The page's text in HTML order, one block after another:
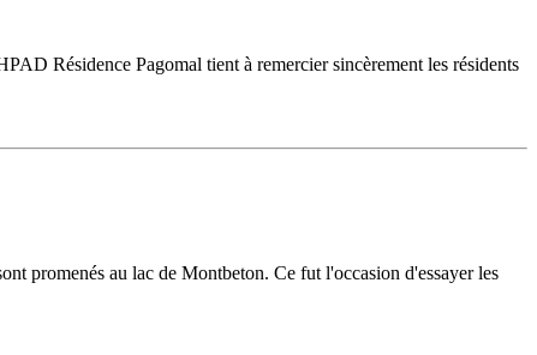
Résidence Pagomal tient à remercier sincèrement les résidents
promenés au lac de Montbeton. Ce fut l'occasion d'essayer les